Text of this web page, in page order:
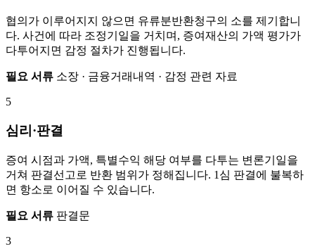
협의가 이루어지지 않으면 유류분반환청구의 소를 제기합니
다. 사건에 따라 조정기일을 거치며, 증여재산의 가액 평가가
다투어지면 감정 절차가 진행됩니다.
필요 서류 소장 · 금융거래내역 · 감정 관련 자료
5
심리·판결
증여 시점과 가액, 특별수익 해당 여부를 다투는 변론기일을
거쳐 판결선고로 반환 범위가 정해집니다. 1심 판결에 불복하
면 항소로 이어질 수 있습니다.
필요 서류 판결문
3